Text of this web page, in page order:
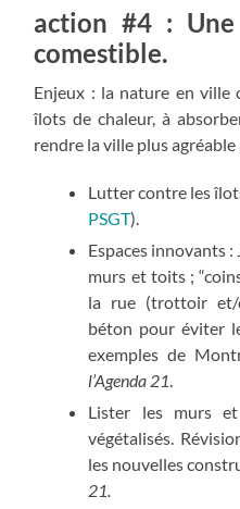
action #4 :
comestible.
Enjeux : la nature en
îlots de chaleur, à
rendre la ville plus agréable
Lutter contre les
PSGT).
Espaces innovants
murs et toits ;
la rue (trottoir et/
béton pour éviter
exemples de
l’Agenda 21
Lister les murs
végétalisés.
les nouvelles
21.